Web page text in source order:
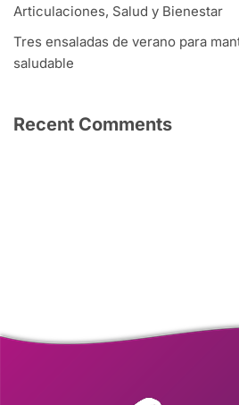
Articulaciones, Salud y Bienestar
Tres ensaladas de verano para
saludable
Recent Comments